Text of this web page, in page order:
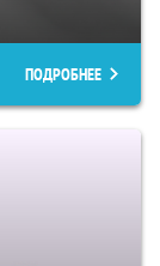
ПОДРОБНЕЕ